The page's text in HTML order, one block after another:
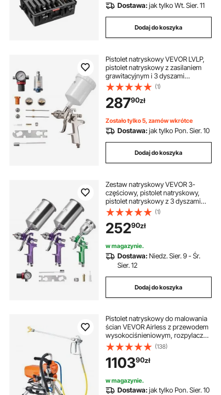
Dostawa:jak tylko Wt. Sier. 11
Dodaj do koszyka
Pistolet natryskowy VEVOR LVLP,
pistolet natryskowy z zasilaniem
grawitacyjnym i 3 dyszami
(1,3/1,4/1,7 mm), pojemność 600
ml, zestaw do malowania
natryskowego z regulatorem
powietrza do mebli, lakierowania
samochodów, projektów DIY
(1)
28790zł
Zostało tylko 5, zamów wkrótce
Dostawa:jak tylko Pon. Sier. 10
Dodaj do koszyka
Zestaw natryskowy VEVOR 3-
częściowy, pistolet natryskowy,
pistolet natryskowy z 3 dyszami
(1/1,4/1,8 mm), 3 kubkami i
regulatorem powietrza,
grawitacyjny pistolet natryskowy
do lakieru samochodowego do
podkładu, warstwy
nawierzchniowej i poprawek
(1)
25290zł
w magazynie.
Dostawa: Niedz. Sier. 9 - Śr.
Sier. 12
Dodaj do koszyka
Pistolet natryskowy do malowania
ścian VEVOR Airless z przewodem
wysokociśnieniowym, rozpylacz
wysokociśnieniowy, pistolet
natryskowy do malowania ścian
2000 W, do farb na bazie wody i
oleju do wnętrz i na zewnątrz
(138)
110390zł
w magazynie.
Dostawa:jak tylko Pon. Sier. 10